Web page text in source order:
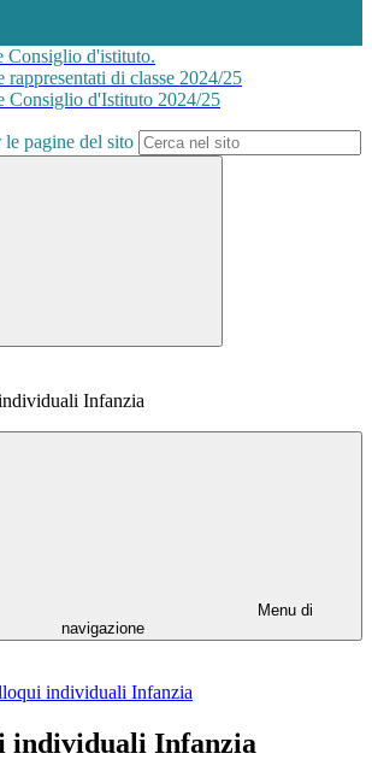
Consiglio d'istituto.
rappresentati di classe 2024/25
Consiglio d'Istituto 2024/25
pagine del sito
Infanzia
Menu di
navigazione
individuali Infanzia
individuali Infanzia